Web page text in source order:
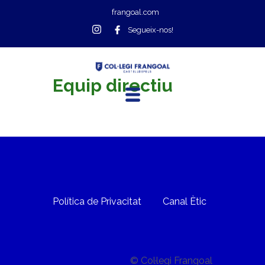
frangoal.com
Segueix-nos!
Equip directiu
Política de Privacitat Canal Ètic
© Col·legi Frangoal